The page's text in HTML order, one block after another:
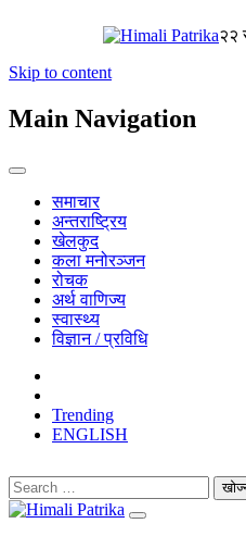
२२
Skip to content
Main Navigation
समाचार
अन्तराष्ट्रिय
खेलकुद
कला मनोरञ्जन
रोचक
अर्थ वाणिज्य
स्वास्थ्य
विज्ञान / प्रविधि
Trending
ENGLISH